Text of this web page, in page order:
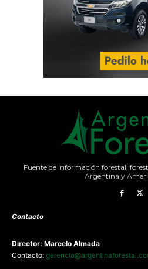
Fuente de información forestal,
Argentina y
Contacto
Director: Marcelo Almada
Contacto: